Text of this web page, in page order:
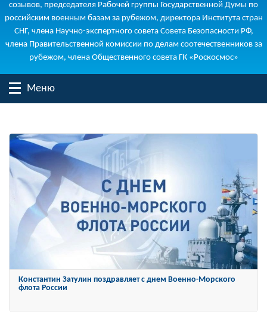
созывов, председателя Рабочей группы Государственной Думы по
российским военным базам за рубежом, директора Института стран
СНГ, члена Научно-экспертного совета Совета Безопасности РФ,
члена Правительственной комиссии по делам соотечественников за
рубежом, члена Общественного совета ГК «Роскосмос»
Меню
Константин Затулин поздравляет с днем Военно-Морского
флота России